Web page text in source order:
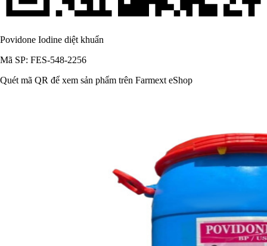
Povidone Iodine diệt khuẩn
Mã SP: FES-548-2256
Quét mã QR để xem sản phẩm trên Farmext eShop